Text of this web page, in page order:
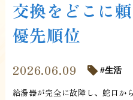
交換をどこに
優先順位
2026.06.09 生活
給湯器が完全に故障し、蛇口か